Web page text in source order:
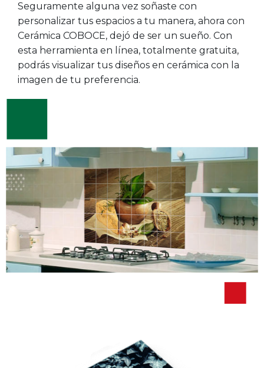
Seguramente alguna vez soñaste con
personalizar tus espacios a tu manera, ahora con
Cerámica COBOCE, dejó de ser un sueño. Con
esta herramienta en línea, totalmente gratuita,
podrás visualizar tus diseños en cerámica con la
imagen de tu preferencia.